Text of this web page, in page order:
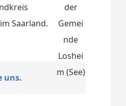
Saarland.
uns.